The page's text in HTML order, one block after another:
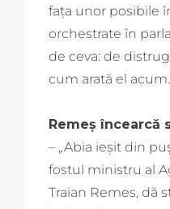
fața unor posibile
orchestrate în
de ceva: de
cum arată el
Remeș încearcă
– „Abia ieşit din
fostul ministru al
Traian Remes, dă